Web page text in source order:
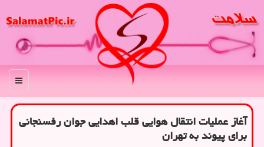
منو
آغاز عملیات انتقال هوایی قلب اهدایی جوان رفسنجانی
برای پیوند به تهران